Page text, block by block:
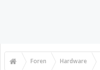
Foren Hardware